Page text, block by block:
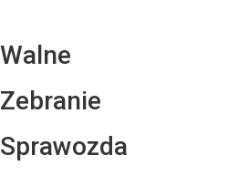
Walne
Zebranie
Sprawozda